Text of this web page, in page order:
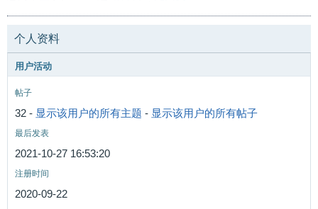
个人资料
用户活动
帖子
32 - 显示该用户的所有主题 - 显示该用户的所有帖子
最后发表
2021-10-27 16:53:20
注册时间
2020-09-22